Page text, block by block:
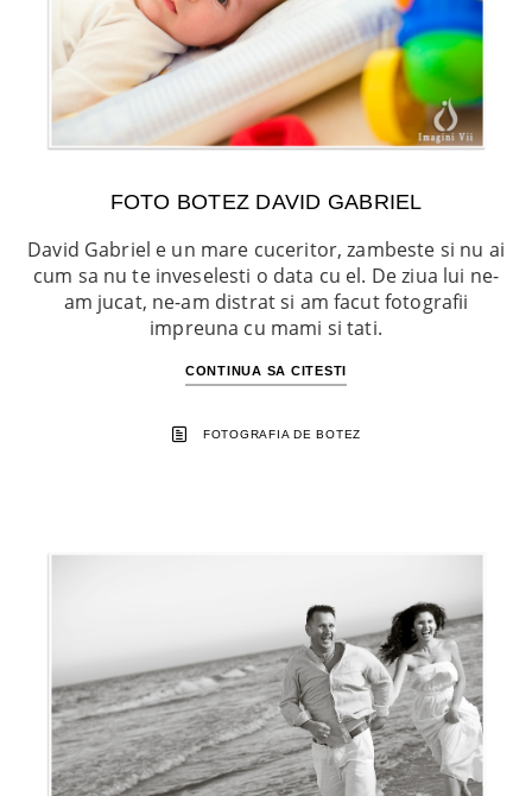
FOTO BOTEZ DAVID GABRIEL
David Gabriel e un mare cuceritor, zambeste si nu ai
cum sa nu te inveselesti o data cu el. De ziua lui ne-
am jucat, ne-am distrat si am facut fotografii
impreuna cu mami si tati.
CONTINUA SA CITESTI
FOTOGRAFIA DE BOTEZ